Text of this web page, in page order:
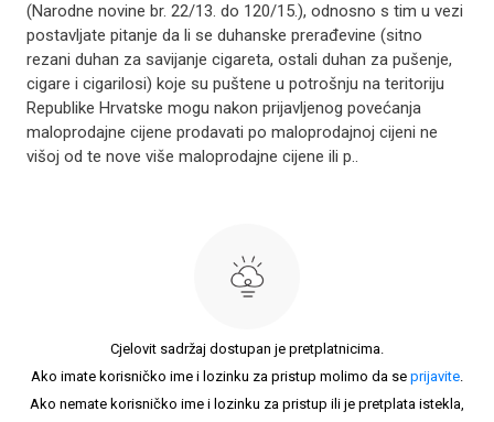
(Narodne novine br. 22/13. do 120/15.), odnosno s tim u vezi
postavljate pitanje da li se duhanske prerađevine (sitno
rezani duhan za savijanje cigareta, ostali duhan za pušenje,
cigare i cigarilosi) koje su puštene u potrošnju na teritoriju
Republike Hrvatske mogu nakon prijavljenog povećanja
maloprodajne cijene prodavati po maloprodajnoj cijeni ne
višoj od te nove više maloprodajne cijene ili p..
Cjelovit sadržaj dostupan je pretplatnicima.
Ako imate korisničko ime i lozinku za pristup molimo da se prijavite.
Ako nemate korisničko ime i lozinku za pristup ili je pretplata istekla,